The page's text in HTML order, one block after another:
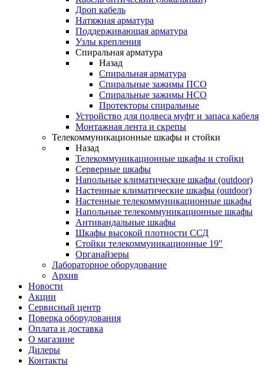
Дроп кабель
Натяжная арматура
Поддерживающая арматура
Узлы крепления
Спиральная арматура
Назад
Спиральная арматура
Спиральные зажимы ПСО
Спиральные зажимы НСО
Протекторы спиральные
Устройство для подвеса муфт и запаса кабеля
Монтажная лента и скрепы
Телекоммуникационные шкафы и стойки
Назад
Телекоммуникационные шкафы и стойки
Серверные шкафы
Напольные климатические шкафы (outdoor)
Настенные климатические шкафы (outdoor)
Настенные телекоммуникационные шкафы
Напольные телекоммуникационные шкафы
Антивандальные шкафы
Шкафы высокой плотности ССД
Стойки телекоммуникационные 19"
Органайзеры
Лабораторное оборудование
Архив
Новости
Акции
Сервисный центр
Поверка оборудования
Оплата и доставка
О магазине
Дилеры
Контакты